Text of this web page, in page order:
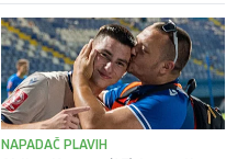
NAPADAČ PLAVIH